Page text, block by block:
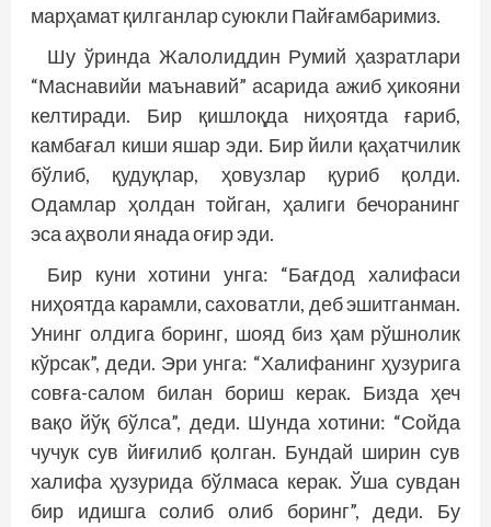
марҳамат қилганлар суюкли Пайғамбаримиз.
Шу ўринда Жалолиддин Румий ҳазратлари
“Маснавийи маънавий” асарида ажиб ҳикояни
келтиради. Бир қишлоқда ниҳоятда ғариб,
камбағал киши яшар эди. Бир йили қаҳатчилик
бўлиб, қудуқлар, ҳовузлар қуриб қолди.
Одамлар ҳолдан тойган, ҳалиги бечоранинг
эса аҳволи янада оғир эди.
Бир куни хотини унга: “Бағдод халифаси
ниҳоятда карамли, саховатли, деб эшитганман.
Унинг олдига боринг, шояд биз ҳам рўшнолик
кўрсак”, деди. Эри унга: “Халифанинг ҳузурига
совға-салом билан бориш керак. Бизда ҳеч
вақо йўқ бўлса”, деди. Шунда хотини: “Сойда
чучук сув йиғилиб қолган. Бундай ширин сув
халифа ҳузурида бўлмаса керак. Ўша сувдан
бир идишга солиб олиб боринг”, деди. Бу